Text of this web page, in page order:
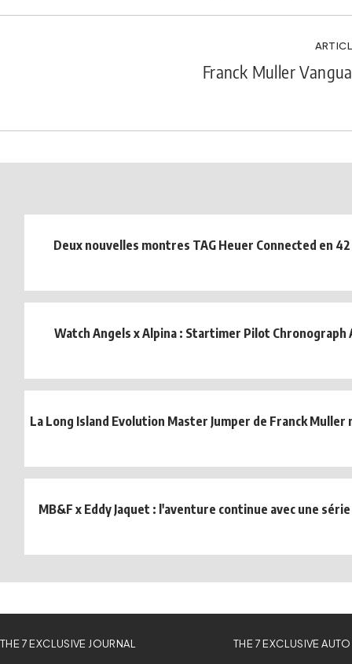
Franck Muller
Deux nouvelles montres TAG Heuer Connected en
Watch Angels x Alpina : Startimer Pilot Chronograph
La Long Island Evolution Master Jumper de Franck Muller
MB&F x Eddy Jaquet : l'aventure continue avec une
THE 7 EXCLUSIVE JOURNAL THE 7 EXCLUSIVE AUTO